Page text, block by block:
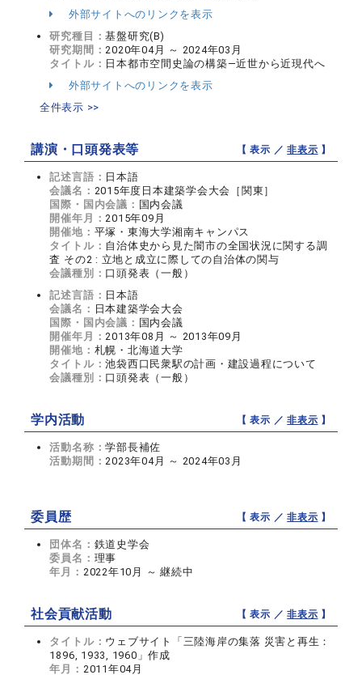
外部サイトへのリンクを表示
研究種目：基盤研究(B)
研究期間：2020年04月 ～ 2024年03月
タイトル： 日本都市空間史論の構築―近世から近現代へ
外部サイトへのリンクを表示
全件表示 >>
講演・口頭発表等 【 表示 ／非表示 】
記述言語： 日本語
会議名： 2015年度日本建築学会大会［関東］
国際・国内会議： 国内会議
開催年月：2015年09月
開催地： 平塚・東海大学湘南キャンパス
タイトル： 自治体史から見た闇市の全国状況に関する調
査 その2 : 立地と成立に際しての自治体の関与
会議種別： 口頭発表（一般）
記述言語： 日本語
会議名： 日本建築学会大会
国際・国内会議： 国内会議
開催年月：2013年08月 ～ 2013年09月
開催地： 札幌・北海道大学
タイトル：池袋西口民衆駅の計画・建設過程について
会議種別： 口頭発表（一般）
学内活動 【 表示 ／非表示 】
活動名称：学部長補佐
活動期間：2023年04月 ～ 2024年03月
委員歴 【 表示 ／非表示 】
団体名： 鉄道史学会
委員名： 理事
年月： 2022年10月 ～ 継続中
社会貢献活動 【 表示 ／非表示 】
タイトル： ウェブサイト「三陸海岸の集落 災害と再生：
1896, 1933, 1960」作成
年月： 2011年04月